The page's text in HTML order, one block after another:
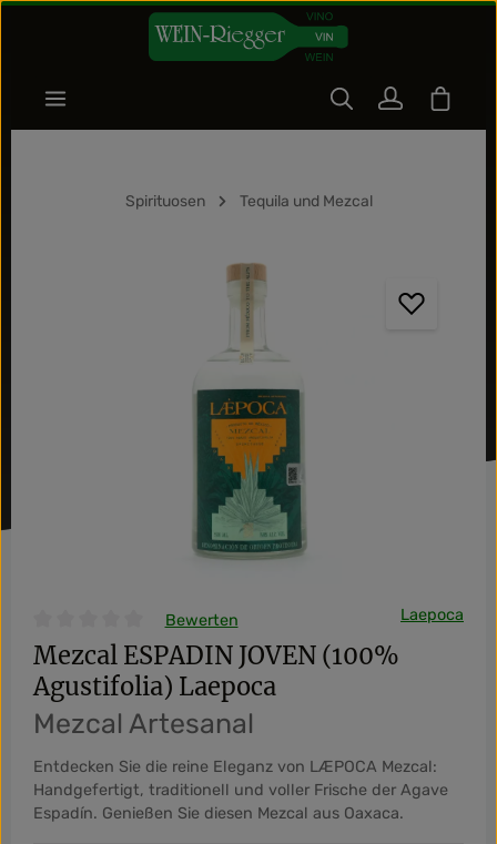
Zum Hauptinhalt springen
Spirituosen Tequila und Mezcal
Bildergalerie überspringen
Durchschnittliche Bewertung von 0 von 5 Sternen
Bewerten Laepoca
Mezcal ESPADIN JOVEN (100%
Agustifolia) Laepoca
Mezcal Artesanal
Entdecken Sie die reine Eleganz von LÆPOCA Mezcal:
Handgefertigt, traditionell und voller Frische der Agave
Espadín. Genießen Sie diesen Mezcal aus Oaxaca.